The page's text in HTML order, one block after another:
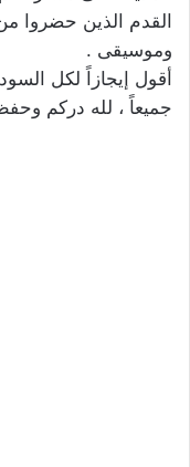
القدم الذين حضروا
وموسيقى .
أقول إيجازاً لكل
جميعاً ، لله دركم